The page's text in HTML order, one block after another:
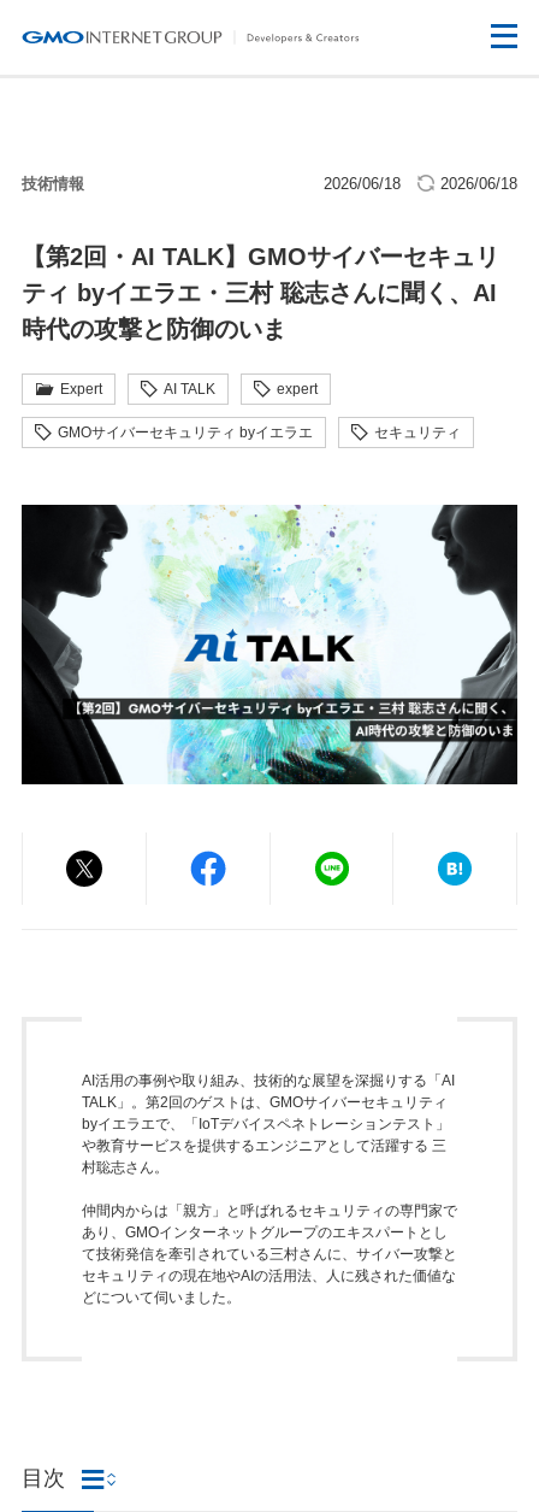
技術情報 2026/06/18 2026/06/18
【第2回・AI TALK】GMOサイバーセキュリ
ティ byイエラエ・三村 聡志さんに聞く、AI
時代の攻撃と防御のいま
Expert AI TALK expert
GMOサイバーセキュリティ byイエラエ セキュリティ
AI活用の事例や取り組み、技術的な展望を深掘りする「AI
TALK」。第2回のゲストは、GMOサイバーセキュリティ
byイエラエで、「IoTデバイスペネトレーションテスト」
や教育サービスを提供するエンジニアとして活躍する 三
村聡志さん。
仲間内からは「親方」と呼ばれるセキュリティの専門家で
あり、GMOインターネットグループのエキスパートとし
て技術発信を牽引されている三村さんに、サイバー攻撃と
セキュリティの現在地やAIの活用法、人に残された価値な
どについて伺いました。
目次